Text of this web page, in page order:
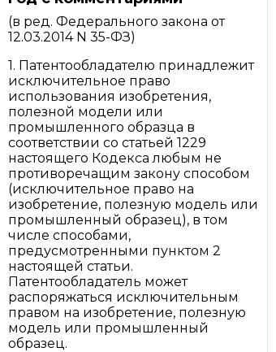
(в ред. Федерального закона от
12.03.2014 N 35-ФЗ)
1. Патентообладателю принадлежит
исключительное право
использования изобретения,
полезной модели или
промышленного образца в
соответствии со статьей 1229
настоящего Кодекса любым не
противоречащим закону способом
(исключительное право на
изобретение, полезную модель или
промышленный образец), в том
числе способами,
предусмотренными пунктом 2
настоящей статьи.
Патентообладатель может
распоряжаться исключительным
правом на изобретение, полезную
модель или промышленный
образец.